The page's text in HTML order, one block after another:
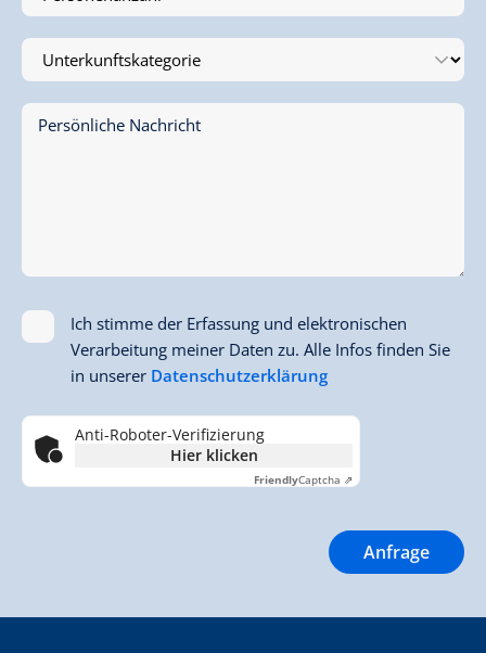
Persönliche Nachricht
Ich stimme der Erfassung und elektronischen
Verarbeitung meiner Daten zu. Alle Infos finden Sie
in unserer Datenschutzerklärung
Anti-Roboter-Verifizierung
Hier klicken
FriendlyCaptcha ⇗